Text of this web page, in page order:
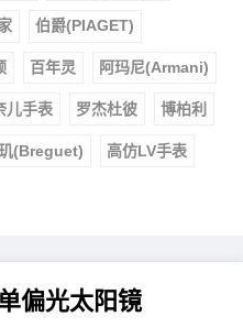
伯爵(PIAGET)
百年灵 阿玛尼(Armani)
儿手表 罗杰杜彼 博柏利
(Breguet) 高仿LV手表
偏光太阳镜